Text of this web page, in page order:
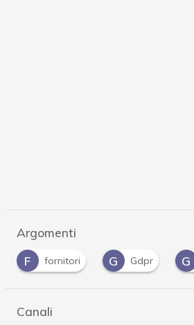
Argomenti
G
Gdpr G guida P
Canali